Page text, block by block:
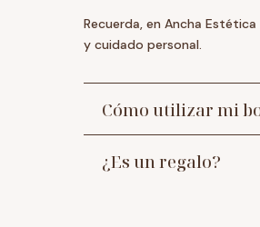
Recuerda, en Ancha
y cuidado personal.
Cómo utilizar mi
¿Es un regalo?